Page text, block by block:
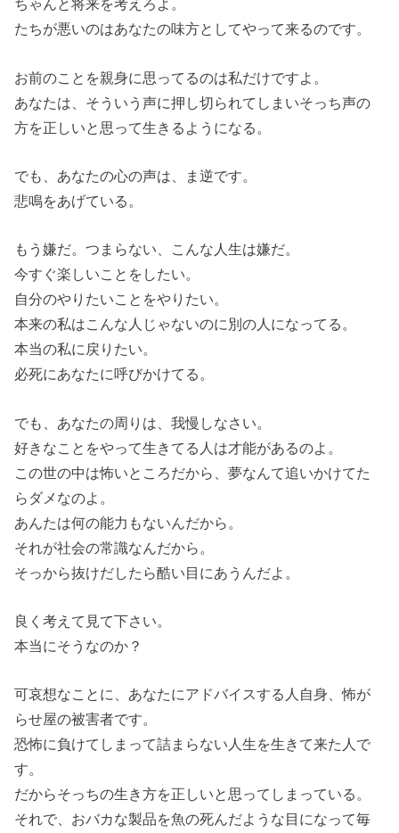
ちゃんと将来を考えろよ。
たちが悪いのはあなたの味方としてやって来るのです。
お前のことを親身に思ってるのは私だけですよ。
あなたは、そういう声に押し切られてしまいそっち声の
方を正しいと思って生きるようになる。
でも、あなたの心の声は、ま逆です。
悲鳴をあげている。
もう嫌だ。つまらない、こんな人生は嫌だ。
今すぐ楽しいことをしたい。
自分のやりたいことをやりたい。
本来の私はこんな人じゃないのに別の人になってる。
本当の私に戻りたい。
必死にあなたに呼びかけてる。
でも、あなたの周りは、我慢しなさい。
好きなことをやって生きてる人は才能があるのよ。
この世の中は怖いところだから、夢なんて追いかけてた
らダメなのよ。
あんたは何の能力もないんだから。
それが社会の常識なんだから。
そっから抜けだしたら酷い目にあうんだよ。
良く考えて見て下さい。
本当にそうなのか？
可哀想なことに、あなたにアドバイスする人自身、怖が
らせ屋の被害者です。
恐怖に負けてしまって詰まらない人生を生きて来た人で
す。
だからそっちの生き方を正しいと思ってしまっている。
それで、おバカな製品を魚の死んだような目になって毎